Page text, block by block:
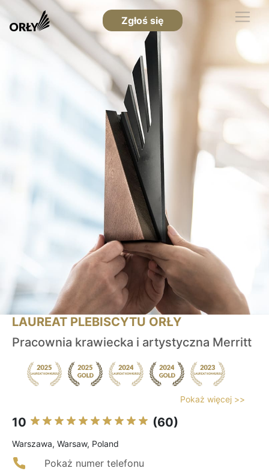
Zgłoś się
LAUREAT PLEBISCYTU ORŁY
Pracownia krawiecka i artystyczna Merritt
Pokaż więcej >>
10 (60)
Warszawa, Warsaw, Poland
Pokaż numer telefonu